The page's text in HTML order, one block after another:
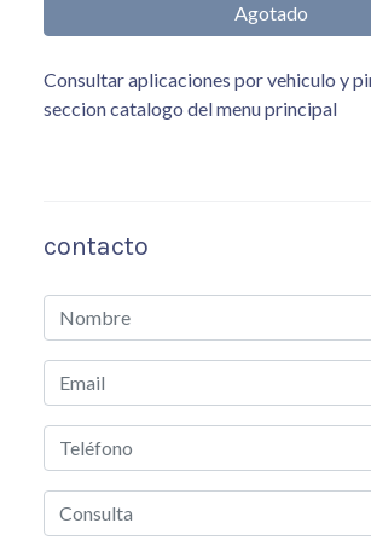
Agotado
Consultar aplicaciones por vehiculo y
seccion catalogo del menu principal
contacto